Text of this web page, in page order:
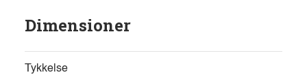
Dimensioner
Tykkelse